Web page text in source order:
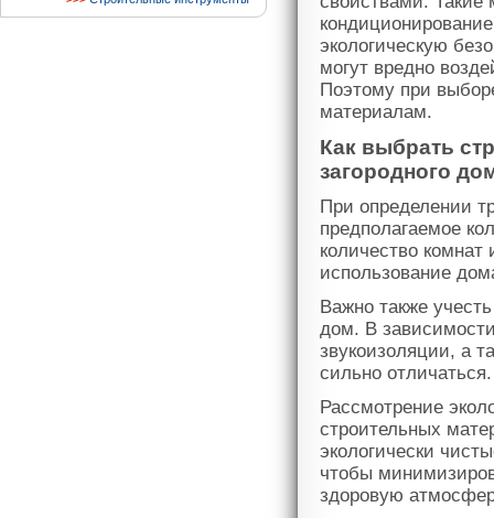
экологическую
могут вредно
Поэтому при
материалам.
Как выбрать
загородного
При определении
предполагаемое
количество
использование
Важно также
дом. В
звукоизоляции, а
сильно отличаться.
Рассмотрение
строительных
экологически
чтобы
здоровую